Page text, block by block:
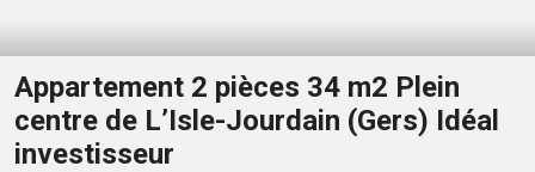
Appartement 2 pièces 34 m2 Plein
centre de L’Isle-Jourdain (Gers) Idéal
investisseur